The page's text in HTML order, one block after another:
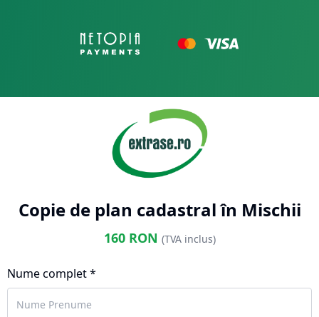
Copie de plan cadastral în Mischii
160RON (TVA inclus)
Nume complet *